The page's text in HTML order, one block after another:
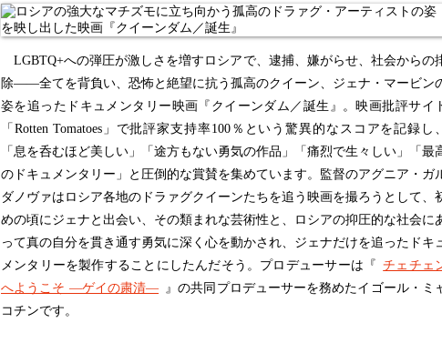
LGBTQ+への弾圧が激しさを増すロシアで、逮捕、嫌がらせ、社会からの
除——全てを背負い、恐怖と絶望に抗う孤高のクイーン、ジェナ・マービン
姿を追ったドキュメンタリー映画『クイーンダム／誕生』。映画批評サイ
「Rotten Tomatoes」で批評家支持率100％という驚異的なスコアを記録し、
「息を呑むほど美しい」「途方もない勇気の作品」「痛烈で生々しい」「最
のドキュメンタリー」と圧倒的な賞賛を集めています。監督のアグニア・ガ
ダノヴァはロシア各地のドラァグクイーンたちを追う映画を撮ろうとして、
めの頃にジェナと出会い、その類まれな芸術性と、ロシアの抑圧的な社会に
って真の自分を貫き通す勇気に深く心を動かされ、ジェナだけを追ったドキ
メンタリーを製作することにしたんだそう。プロデューサーは『
チェチェ
へようこそ ―ゲイの粛清― 』の共同プロデューサーを務めたイゴール・ミ
コチンです。